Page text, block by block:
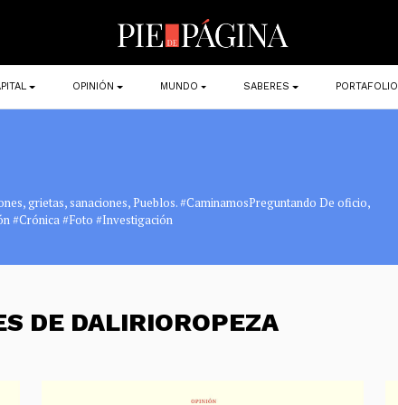
OPINIÓN MUNDO SABERES PORTAFOLIO
grietas, sanaciones, Pueblos. #CaminamosPreguntando De oficio,
#Crónica #Foto #Investigación
DE DALIRIOROPEZA